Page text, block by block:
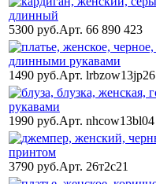
5300 руб.Арт. 66 890 423
1490 руб.Арт. lrbzow13jp26
1990 руб.Арт. nhcow13bl04
3790 руб.Арт. 26т2с21